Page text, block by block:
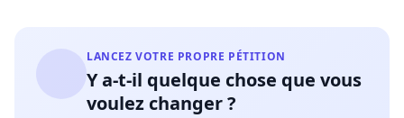
LANCEZ VOTRE PROPRE PÉTITION
Y a-t-il quelque chose que vous
voulez changer ?